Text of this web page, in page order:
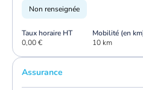
Non renseignée
Taux horaire HT
0,00 €
Mobilité (en
10 km
Assurance